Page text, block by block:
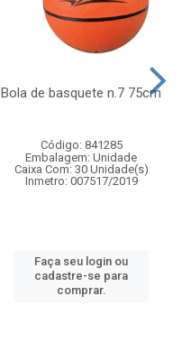
Bola de basquete n.7 75cm
Código: 841285
Embalagem: Unidade
Caixa Com: 30 Unidade(s)
Inmetro: 007517/2019
Faça seu login ou
cadastre-se para
comprar.